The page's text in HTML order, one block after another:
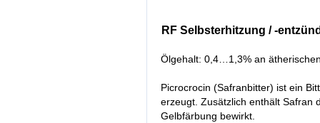
RF Selbsterhitzung / -
Ölgehalt: 0,4…1,3% an
Picrocrocin (Safranbitter) ist ein
erzeugt. Zusätzlich enthält Safran
Gelbfärbung bewirkt.